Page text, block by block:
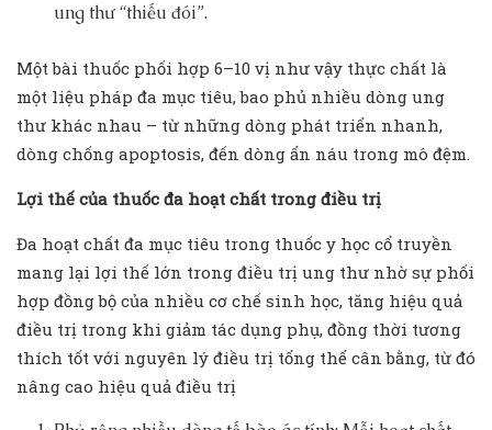
ung thư “thiếu đói”.
Một bài thuốc phối hợp 6–10 vị như vậy thực chất là
một liệu pháp đa mục tiêu, bao phủ nhiều dòng ung
thư khác nhau – từ những dòng phát triển nhanh,
dòng chống apoptosis, đến dòng ẩn náu trong mô đệm.
Lợi thế của thuốc đa hoạt chất trong điều trị
Đa hoạt chất đa mục tiêu trong thuốc y học cổ truyền
mang lại lợi thế lớn trong điều trị ung thư nhờ sự phối
hợp đồng bộ của nhiều cơ chế sinh học, tăng hiệu quả
điều trị trong khi giảm tác dụng phụ, đồng thời tương
thích tốt với nguyên lý điều trị tổng thể cân bằng, từ đó
nâng cao hiệu quả điều trị